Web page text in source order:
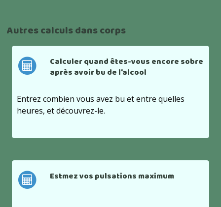
Autres calculs dans corps
Calculer quand êtes-vous encore sobre
après avoir bu de l'alcool
Entrez combien vous avez bu et entre quelles
heures, et découvrez-le.
Estmez vos pulsations maximum